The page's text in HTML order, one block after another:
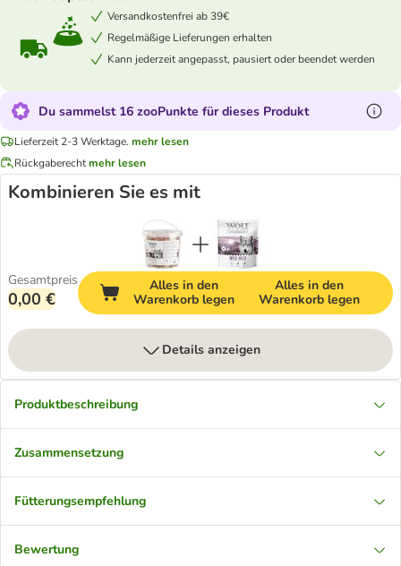
Versandkostenfrei ab 39€
Regelmäßige Lieferungen erhalten
Kann jederzeit angepasst, pausiert oder beendet werden
Du sammelst 16 zooPunkte für dieses Produkt
Lieferzeit 2-3 Werktage. mehr lesen
Rückgaberechtmehr lesen
Kombinieren Sie es mit
Gesamtpreis
0,00 €
Alles in den
Warenkorb legen
Alles in den
Warenkorb legen
Details anzeigen
Produktbeschreibung
Zusammensetzung
Fütterungsempfehlung
Bewertung